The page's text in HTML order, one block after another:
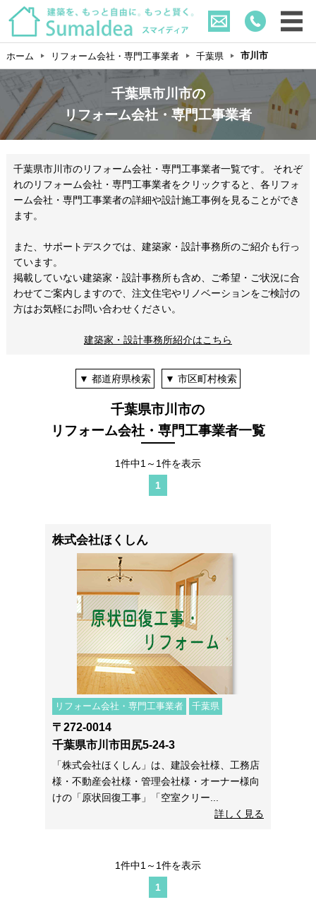
ホーム リフォーム会社・専門工事業者 千葉県 市川市
千葉県市川市の
リフォーム会社・専門工事業者
千葉県市川市のリフォーム会社・専門工事業者一覧です。 それぞ
れのリフォーム会社・専門工事業者をクリックすると、各リフォ
ーム会社・専門工事業者の詳細や設計施工事例を見ることができ
ます。
また、サポートデスクでは、建築家・設計事務所のご紹介も行っ
ています。
掲載していない建築家・設計事務所も含め、ご希望・ご状況に合
わせてご案内しますので、注文住宅やリノベーションをご検討の
方はお気軽にお問い合わせください。
建築家・設計事務所紹介はこちら
▼ 都道府県検索 ▼ 市区町村検索
千葉県市川市の
リフォーム会社・専門工事業者一覧
1件中1～1件を表示
1
株式会社ほくしん
リフォーム会社・専門工事業者 千葉県
〒272-0014
千葉県市川市田尻5-24-3
「株式会社ほくしん」は、建設会社様、工務店
様・不動産会社様・管理会社様・オーナー様向
けの「原状回復工事」「空室クリー...
詳しく見る
1件中1～1件を表示
1